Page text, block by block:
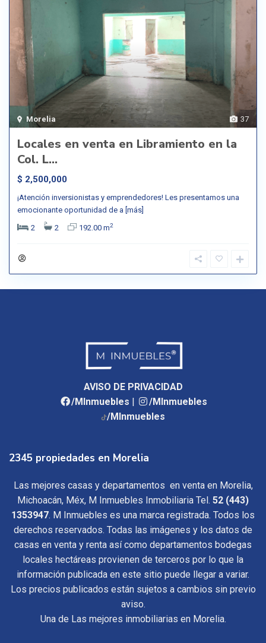
37
Morelia
Locales en venta en Libramiento en la
Col. L...
$ 2,500,000
¡Atención inversionistas y emprendedores! Les presentamos una
emocionante oportunidad de a [más]
2
2 192.00 m2
AVISO DE PRIVACIDAD
/MInmuebles |
/MInmuebles
/MInmuebles
2345 propiedades en Morelia
Las mejores casas y departamentos en venta en Morelia,
Michoacán, Méx, M Inmuebles Inmobiliaria Tel. 52 (443)
1353947. M Inmuebles es una marca registrada. Todos los
derechos reservados. Todas las imágenes y los datos de
casas en venta y renta así como departamentos bodegas
locales hectáreas provienen de terceros por lo que la
información publicada en este sitio puede llegar a variar.
Los precios publicados están sujetos a cambios sin previo
aviso.
Una de Las mejores inmobiliarias en Morelia.